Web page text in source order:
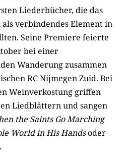
Liederbücher, die das
als verbindendes Element in
Seine Premiere feierte
bei einer
Wanderung zusammen
RC Nijmegen Zuid. Bei
Weinverkostung griffen
Liedblättern und sangen
the Saints Go Marching
World in His Handsoder
.